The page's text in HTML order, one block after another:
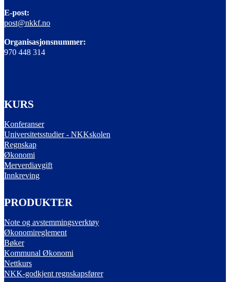
E-post:
post@nkkf.no
Organisasjonsnummer:
970 448 314
KURS
Konferanser
Universitetsstudier - NKKskolen
Regnskap
Økonomi
Merverdiavgift
Innkreving
PRODUKTER
Note og avstemmingsverktøy
Økonomireglement
Bøker
Kommunal Økonomi
Nettkurs
NKK-godkjent regnskapsfører